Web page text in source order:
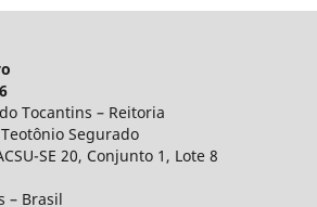
Tocantins – Reitoria
Segurado
SE 20, Conjunto 1, Lote 8
– Brasil